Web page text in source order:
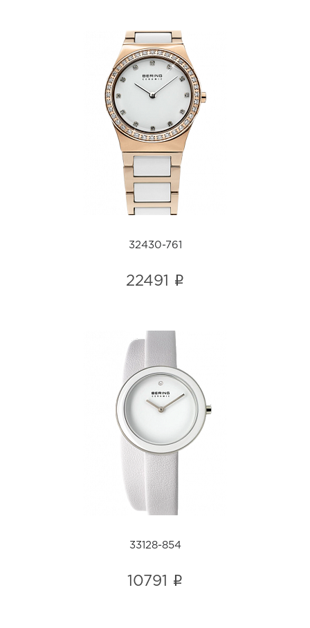
32430-761
i
32430-761
22491 i
33128-854
i
33128-854
10791 i